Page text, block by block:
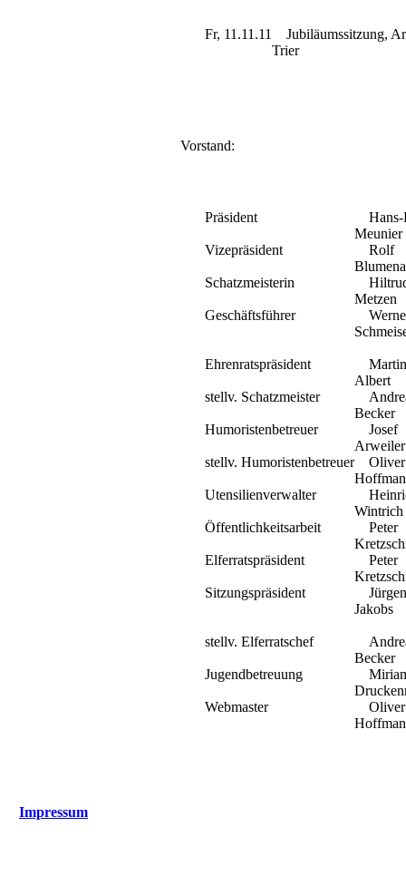
Fr, 11.11.11
Jubiläumssitzung,
Trier
Vorstand:
Präsident
Hans-
Meunier
Vizepräsident
Rolf
Schatzmeisterin
Metzen
Geschäftsführer
Ehrenratspräsident
Martin
Albert
stellv. Schatzmeister
Becker
Humoristenbetreuer
Josef
Arweiler
stellv. HumoristenbetreuerOliver
Utensilienverwalter
Wintrich
Öffentlichkeitsarbeit
Peter
Elferratspräsident
Peter
Sitzungspräsident
Jürgen
Jakobs
stellv. Elferratschef
Becker
Jugendbetreuung
Webmaster
Oliver
Impressum